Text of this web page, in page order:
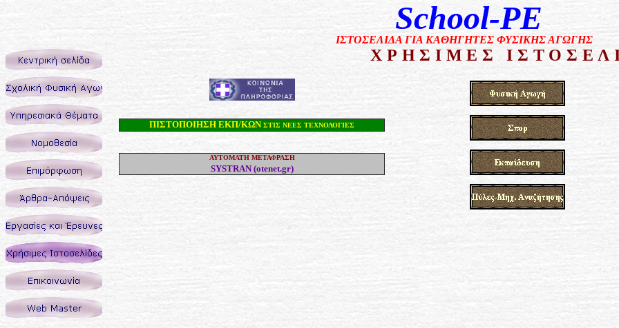
School-PE
ΙΣΤΟΣΕΛΙΔΑ ΓΙΑ ΚΑΘΗΓΗΤΕΣ ΦΥΣΙΚΗΣ ΑΓΩΓΗΣ
ΧΡΗΣΙΜΕΣ
ΠΙΣΤΟΠΟΙΗΣΗ ΕΚΠ/ΚΩΝ ΣΤΙΣ ΝΕΕΣ ΤΕΧΝΟΛΟΓΙΕΣ
ΑΥΤΟΜΑΤΗ ΜΕΤΑΦΡΑΣΗ
SYSTRAN (otenet.gr)